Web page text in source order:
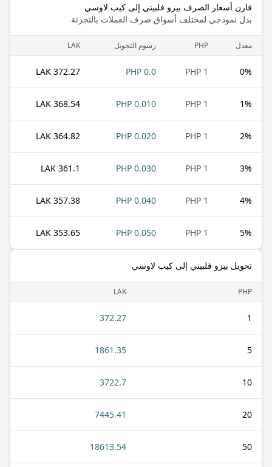
قارن أسعار الصرف بيزو فلبيني إلى كيب لاوسي
بدل نموذجي لمختلف أسواق صرف العملات بالتجزئة
معدل PHP رسوم التحويل LAK
0%
1 PHP
0.0 PHP
372.27 LAK
1%
1 PHP
0.010 PHP
368.54 LAK
2%
1 PHP
0.020 PHP
364.82 LAK
3%
1 PHP
0.030 PHP
361.1 LAK
4%
1 PHP
0.040 PHP
357.38 LAK
5%
1 PHP
0.050 PHP
353.65 LAK
تحويل بيزو فلبيني إلى كيب لاوسي
PHP
LAK
1
372.27
5
1861.35
10
3722.7
20
7445.41
50
18613.54